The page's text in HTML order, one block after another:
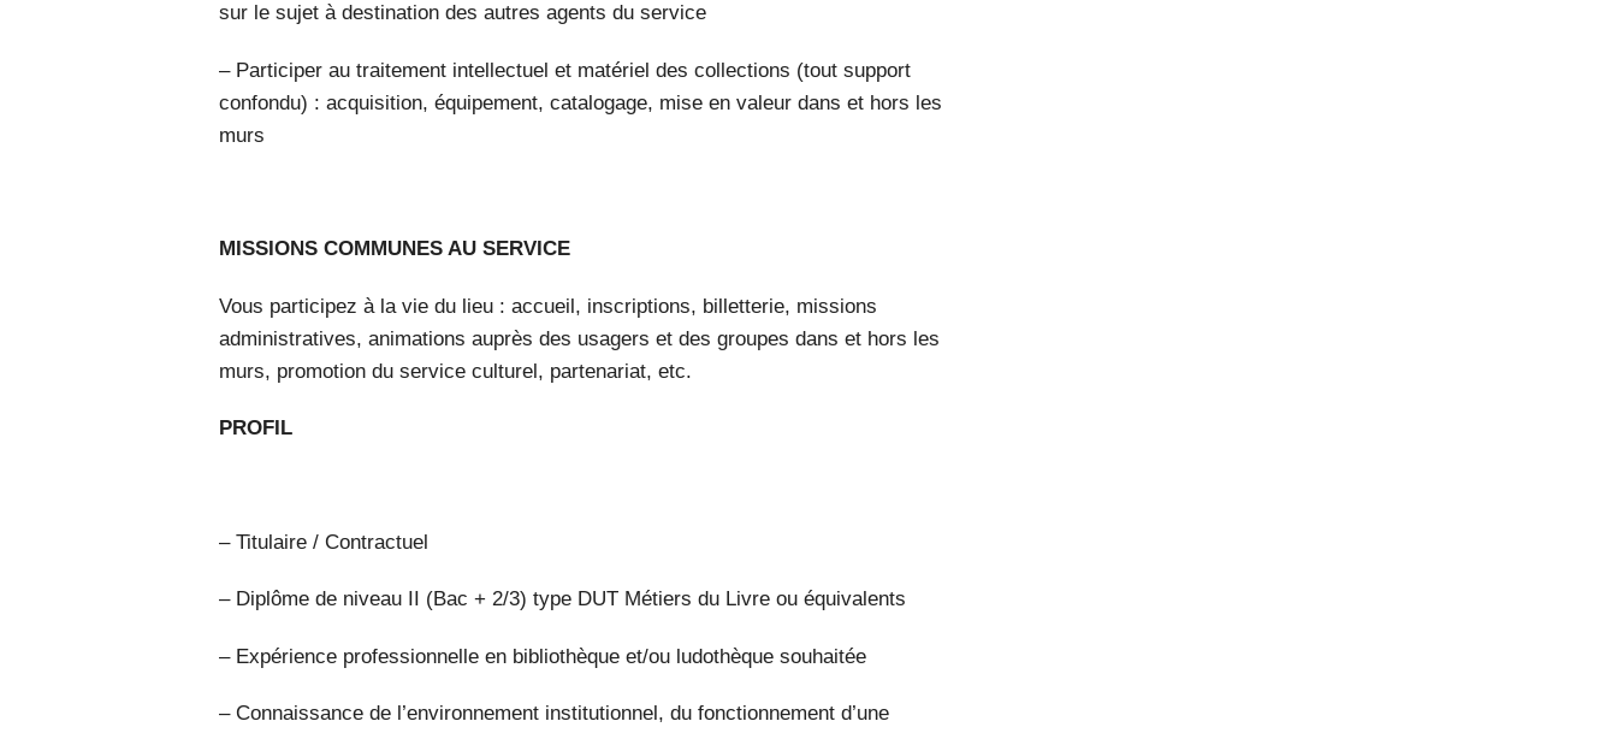
sur le sujet à destination des autres agents du service
– Participer au traitement intellectuel et matériel des collections (tout support
confondu) : acquisition, équipement, catalogage, mise en valeur dans et hors les
murs
MISSIONS COMMUNES AU SERVICE
Vous participez à la vie du lieu : accueil, inscriptions, billetterie, missions
administratives, animations auprès des usagers et des groupes dans et hors les
murs, promotion du service culturel, partenariat, etc.
PROFIL
– Titulaire / Contractuel
– Diplôme de niveau II (Bac + 2/3) type DUT Métiers du Livre ou équivalents
– Expérience professionnelle en bibliothèque et/ou ludothèque souhaitée
– Connaissance de l’environnement institutionnel, du fonctionnement d’une